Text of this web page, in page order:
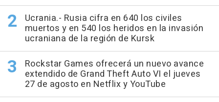
Ucrania.- Rusia cifra en 640 los civiles
muertos y en 540 los heridos en la invasión
ucraniana de la región de Kursk
Rockstar Games ofrecerá un nuevo avance
extendido de Grand Theft Auto VI el jueves
27 de agosto en Netflix y YouTube